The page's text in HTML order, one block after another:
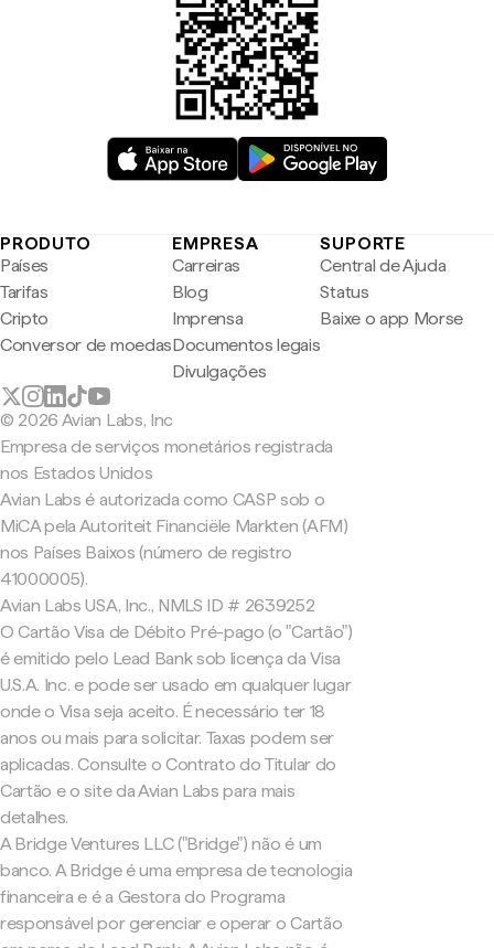
PRODUTO
Países
Tarifas
Cripto
Conversor de moedas
EMPRESA
Carreiras
Blog
Imprensa
Documentos legais
Divulgações
SUPORTE
Central de Ajuda
Status
Baixe o app Morse
© 2026 Avian Labs, Inc
Empresa de serviços monetários registrada
nos Estados Unidos
Avian Labs é autorizada como CASP sob o
MiCA pela Autoriteit Financiële Markten (AFM)
nos Países Baixos (número de registro
41000005).
Avian Labs USA, Inc., NMLS ID # 2639252
O Cartão Visa de Débito Pré-pago (o "Cartão")
é emitido pelo Lead Bank sob licença da Visa
U.S.A. Inc. e pode ser usado em qualquer lugar
onde o Visa seja aceito. É necessário ter 18
anos ou mais para solicitar. Taxas podem ser
aplicadas. Consulte o Contrato do Titular do
Cartão e o site da Avian Labs para mais
detalhes.
A Bridge Ventures LLC ("Bridge") não é um
banco. A Bridge é uma empresa de tecnologia
financeira e é a Gestora do Programa
responsável por gerenciar e operar o Cartão